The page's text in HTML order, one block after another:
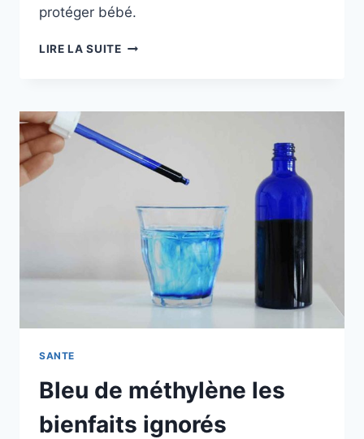
protéger bébé.
LIRE LA SUITEFEMME
LA
DE
CE
VRAIMENT
DANGEREUX
SANTE
Bleu de méthylène les
bienfaits ignorés